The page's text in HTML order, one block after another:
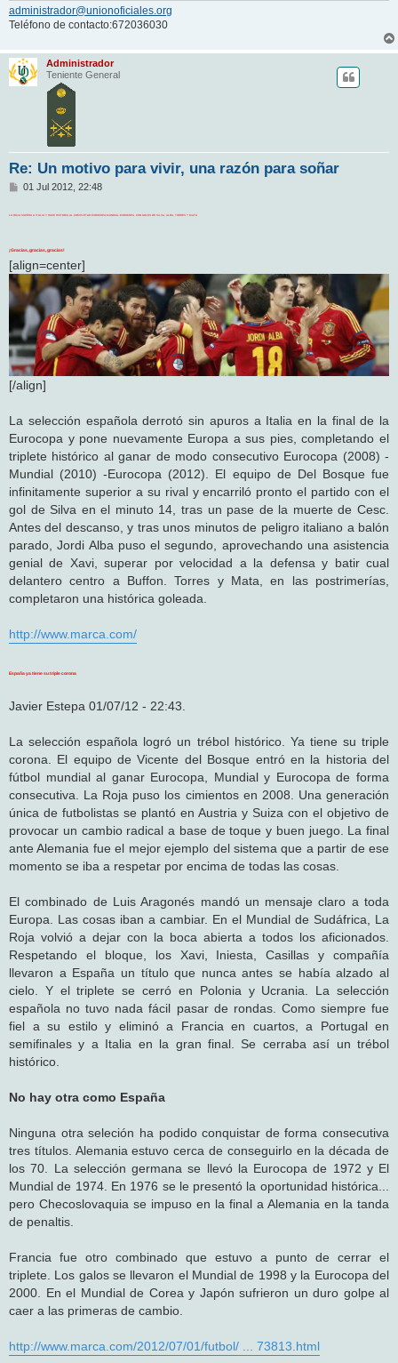
administrador@unionoficiales.org
Teléfono de contacto:672036030
Administrador
Teniente General
Re: Un motivo para vivir, una razón para soñar
M
e
01 Jul 2012, 22:48
LA ROJA SUPERA A ITALIA Y HACE HISTORIA AL COMPLETAR EUROCOPA-MUNDIAL-EUROCOPA, CON GOLES DE SILVA, ALBA, TORRES Y MATA
¡Gracias, gracias, gracias!
[align=center]
[/align]
La selección española derrotó sin apuros a Italia en la final de la
Eurocopa y pone nuevamente Europa a sus pies, completando el
triplete histórico al ganar de modo consecutivo Eurocopa (2008) -
Mundial (2010) -Eurocopa (2012). El equipo de Del Bosque fue
infinitamente superior a su rival y encarriló pronto el partido con el
gol de Silva en el minuto 14, tras un pase de la muerte de Cesc.
Antes del descanso, y tras unos minutos de peligro italiano a balón
parado, Jordi Alba puso el segundo, aprovechando una asistencia
genial de Xavi, superar por velocidad a la defensa y batir cual
delantero centro a Buffon. Torres y Mata, en las postrimerías,
completaron una histórica goleada.
http://www.marca.com/
España ya tiene su triple corona
Javier Estepa 01/07/12 - 22:43.
La selección española logró un trébol histórico. Ya tiene su triple
corona. El equipo de Vicente del Bosque entró en la historia del
fútbol mundial al ganar Eurocopa, Mundial y Eurocopa de forma
consecutiva. La Roja puso los cimientos en 2008. Una generación
única de futbolistas se plantó en Austria y Suiza con el objetivo de
provocar un cambio radical a base de toque y buen juego. La final
ante Alemania fue el mejor ejemplo del sistema que a partir de ese
momento se iba a respetar por encima de todas las cosas.
El combinado de Luis Aragonés mandó un mensaje claro a toda
Europa. Las cosas iban a cambiar. En el Mundial de Sudáfrica, La
Roja volvió a dejar con la boca abierta a todos los aficionados.
Respetando el bloque, los Xavi, Iniesta, Casillas y compañía
llevaron a España un título que nunca antes se había alzado al
cielo. Y el triplete se cerró en Polonia y Ucrania. La selección
española no tuvo nada fácil pasar de rondas. Como siempre fue
fiel a su estilo y eliminó a Francia en cuartos, a Portugal en
semifinales y a Italia en la gran final. Se cerraba así un trébol
histórico.
No hay otra como España
Ninguna otra seleción ha podido conquistar de forma consecutiva
tres títulos. Alemania estuvo cerca de conseguirlo en la década de
los 70. La selección germana se llevó la Eurocopa de 1972 y El
Mundial de 1974. En 1976 se le presentó la oportunidad histórica...
pero Checoslovaquia se impuso en la final a Alemania en la tanda
de penaltis.
Francia fue otro combinado que estuvo a punto de cerrar el
triplete. Los galos se llevaron el Mundial de 1998 y la Eurocopa del
2000. En el Mundial de Corea y Japón sufrieron un duro golpe al
caer a las primeras de cambio.
http://www.marca.com/2012/07/01/futbol/ ... 73813.html